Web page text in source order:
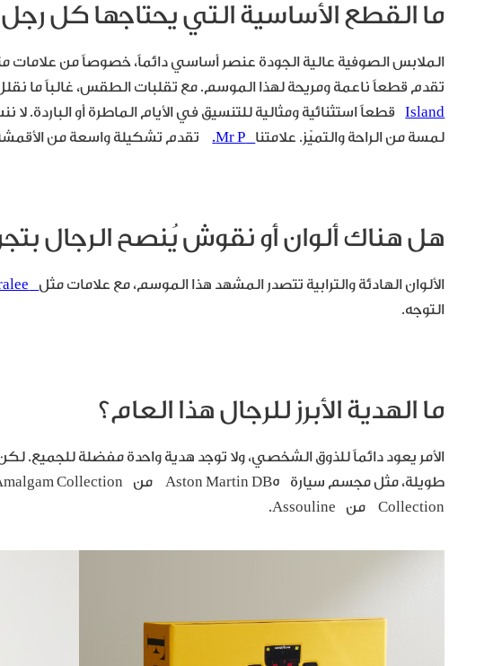
ما القطع الأساسية التي يحتاجها كل
الملابس الصوفية عالية الجودة عنصر أساسي دائماً، خصوصاً من علامات
تقدم قطعاً ناعمة ومريحة لهذا الموسم. مع تقلبات الطقس، غالباً ما
Islandقطعاً استثنائية ومثالية للتنسيق في الأيام الماطرة أو الباردة.
لمسة من الراحة والتميّز. علامتنا
تقدم تشكيلة واسعة من الأقمشة
هل هناك ألوان أو نقوش يُنصح الرجال
الألوان الهادئة والترابية تتصدر المشهد هذا الموسم، مع علامات مثل
التوجه.
ما الهدية الأبرز للرجال هذا العام؟
الأمر يعود دائماً للذوق الشخصي، ولا توجد هدية واحدة مفضلة للجميع.
Collection من Assouline.